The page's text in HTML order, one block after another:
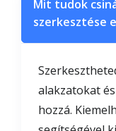
Mit tudok
szerkesztése
alakzatokat
hozzá.